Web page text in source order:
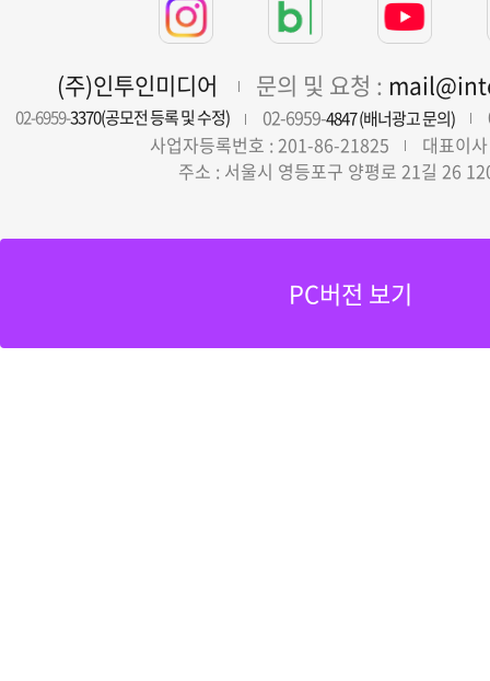
(주)인투인미디어 문의 및 요청 :
02-6959-3370(공모전 등록 및 수정) 02-6959-4847 (배너광고 문의)
사업자등록번호 : 201-86-21825
대표이
주소 : 서울시 영등포구 양평로 21길 26
PC버전 보기